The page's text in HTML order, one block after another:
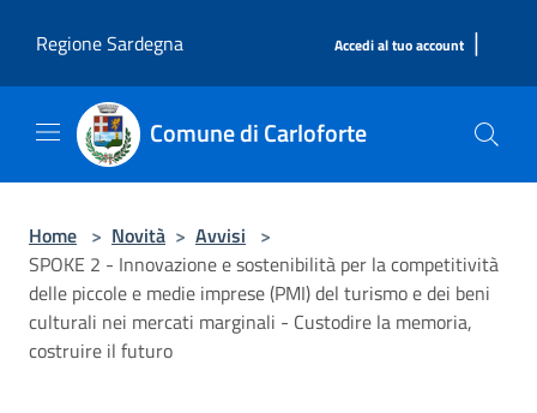
Regione Sardegna
Accedi al tuo account |
Comune di Carloforte
Home > Novità > Avvisi >
SPOKE 2 - Innovazione e sostenibilità per la competitività
delle piccole e medie imprese (PMI) del turismo e dei beni
culturali nei mercati marginali - Custodire la memoria,
costruire il futuro